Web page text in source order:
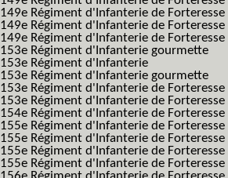
149e Régiment d'Infanterie de
149e Régiment d'Infanterie de
149e Régiment d'Infanterie de
153e Régiment d'Infanterie gourmette
153e Régiment d'Infanterie
153e Régiment d'Infanterie gourmette
153e Régiment d'Infanterie de
153e Régiment d'Infanterie de
154e Régiment d'Infanterie de Forteresse
155e Régiment d'Infanterie de
155e Régiment d'Infanterie de
155e Régiment d'Infanterie de
155e Régiment d'Infanterie de